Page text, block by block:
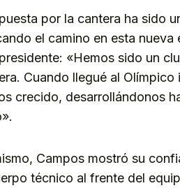
por la cantera ha sido
el camino en esta
«Hemos sido un
Cuando llegué al
crecido, desarrollándonos
Campos mostró su
técnico al frente del